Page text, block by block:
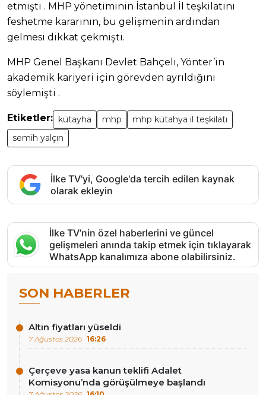
etmişti . MHP yönetiminin İstanbul İl teşkilatını
feshetme kararının, bu gelişmenin ardından
gelmesi dikkat çekmişti.
MHP Genel Başkanı Devlet Bahçeli, Yönter’in
akademik kariyeri için görevden ayrıldığını
söylemişti .
Etiketler: kütayha mhp
mhp kütahya il teşkilatı
semih yalçın
İlke TV'yi, Google'da tercih edilen kaynak
olarak ekleyin
İlke TV’nin özel haberlerini ve güncel
gelişmeleri anında takip etmek için tıklayarak
WhatsApp kanalımıza abone olabilirsiniz.
SON HABERLER
Altın fiyatları yüseldi
7 Ağustos 2026 16:26
Çerçeve yasa kanun teklifi Adalet
Komisyonu’nda görüşülmeye başlandı